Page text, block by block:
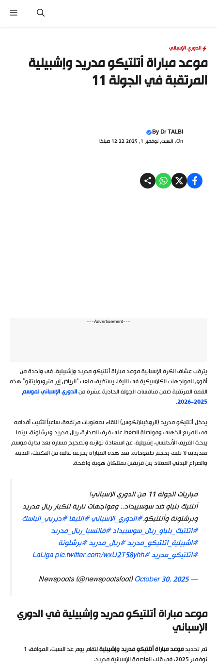
المحتوى
الدوري الإسباني
موعد مباراة أتلتيكو مدريد وإشبيلية
المرتقبة في الجولة 11
ByDr TALBI
On: السبت, نوفمبر 1, 2025 12:22 صباحًا
---Advertisement---
يترقب عشاق الكرة الإسبانية موعد مباراة أتلتيكو مدريد وإشبيلية، في واحدة من
أقوى المواجهات الكلاسيكية في الليغا. يستضيف ملعب “الرياض إير متروبوليتانو” هذه
القمة المرتقبة ضمن منافسات الجولة الحادية عشرة منالدوري الإسباني لموسم
2025-2026
.
يدخل أتلتيكو مدريد (الروخيبلانكوس) اللقاء بمعنويات مرتفعة، ساعياً لتثبيت أقدامه
في المربع الذهبي ومواصلة الضغط على فرق الصدارة، ريال مدريد وبرشلونة. بينما
يبحث الفريق الأندلسي، إشبيلية، عن استعادة توازنه وتصحيح مساره بعد بداية موسم
متذبذبة لا تليق بحجم طموحاته. تعد هذه المباراة بجرعة عالية من التكتيك، الندية،
والصراع البدني المعتاد بين فريقين يمتلكان هوية واضحة.
مباريات الجولة 11 من الدوري الاسباني!
أتلتيك بلباو ضد سوسييداد.. ومواجهات نارية للكبار ريال مدريد
وبرشلونة وأتلتيكو.#الدوري_الاسباني#الليغا#ديربي_الباسك
#اتلتيك_بلباو_ريال_سوسييداد#فالنسيا_ريال_مدريد
#اشبيلية_اتلتيكو_مدريد#ريال_مدريد#برشلونة
#اتلتيكو_مدريد#LaLiga
pic.twitter.com/wxU2T58yhh
— Newspoots (@newspootsfoot)
October 30, 2025
موعد مباراة أتلتيكو مدريد وإشبيلية في الدوري
الإسباني
تم تحديدموعد مباراة أتلتيكو مدريد وإشبيلية
لتقام يوم غد السبت، الموافق 1
نوفمبر 2025، في قلب العاصمة الإسبانية مدريد.